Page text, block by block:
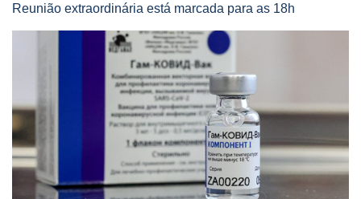
Reunião extraordinária está marcada para as 18h